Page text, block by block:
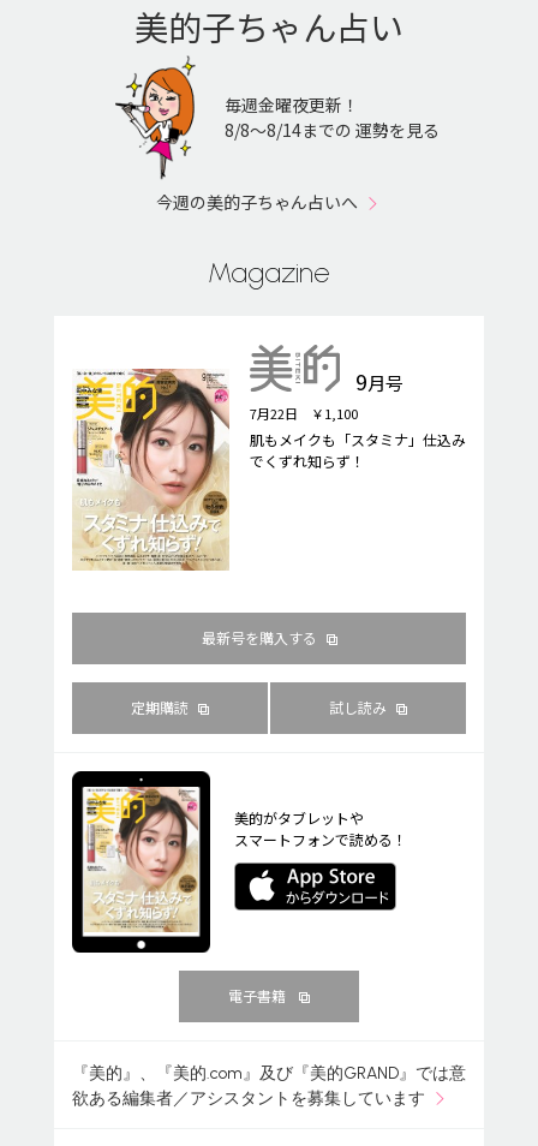
美的子ちゃん占い
毎週金曜夜更新！
8/8〜8/14までの 運勢を見る
今週の美的子ちゃん占いへ
Magazine
9月号
7月22日 ￥1,100
肌もメイクも「スタミナ」仕込み
でくずれ知らず！
最新号を購入する
定期購読 試し読み
美的がタブレットや
スマートフォンで読める！
電子書籍
『美的』、『美的.com』及び『美的GRAND』では意
欲ある編集者／アシスタントを募集しています